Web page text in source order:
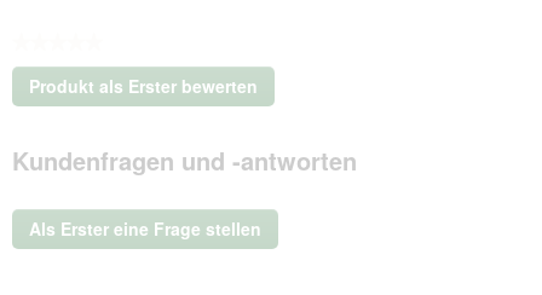
Kein
Beurteilungswert
Produkt als Erster bewerten
.
dieser
Aktion
ein
modales
Kundenfragen und -antworten
Als Erster eine Frage stellen